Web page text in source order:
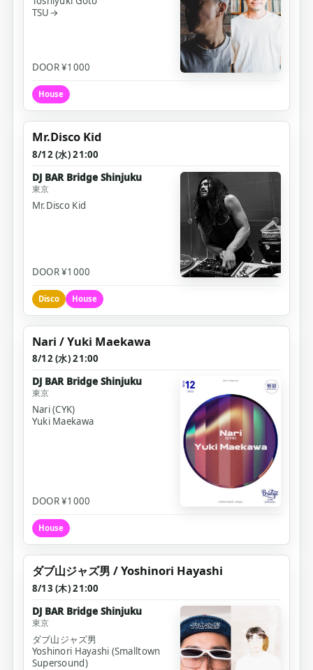
TSU→
DOOR ¥1000
House
Mr.Disco Kid
8/12 (水) 21:00
DJ BAR Bridge Shinjuku
東京
Mr.Disco Kid
DOOR ¥1000
Disco House
Nari / Yuki Maekawa
8/12 (水) 21:00
DJ BAR Bridge Shinjuku
東京
Nari (CYK)
Yuki Maekawa
DOOR ¥1000
House
ダブ山ジャズ男 / Yoshinori Hayashi
8/13 (木) 21:00
DJ BAR Bridge Shinjuku
東京
ダブ山ジャズ男
Yoshinori Hayashi (Smalltown
Supersound)